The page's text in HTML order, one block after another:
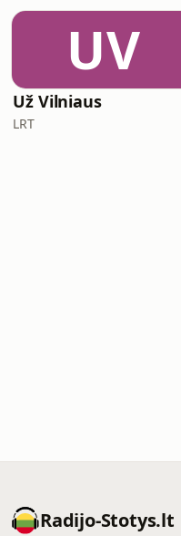
UV
Už Vilniaus
LRT
Radijo-Stotys.lt